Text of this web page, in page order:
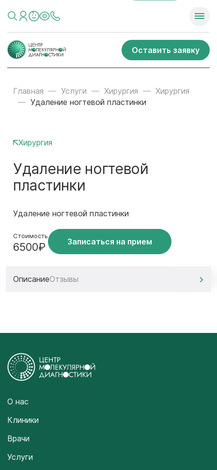
Оставить заявку
Главная Услуги Хирургия
Хирургия
Удаление ногтевой пластинки
Хирургия
Удаление ногтевой
пластинки
Удаление ногтевой пластинки
Стоимость
6500₽ Записаться на прием
ОписаниеОтзывы
О нас
Клиники
Врачи
Услуги